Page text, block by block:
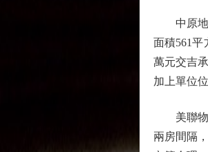
中原地產
面積561
萬元交吉
加上單位
美聯物業
兩房間隔